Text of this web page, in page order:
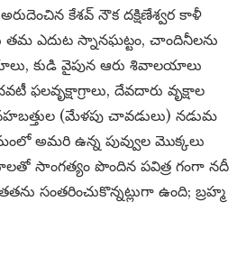
కేశవ్ నౌక దక్షిణేశ్వర కాళీ
తమ ఎదుట స్నానఘట్టం, చాందినీలను
కుడి వైపున ఆరు శివాలయాలు
ఫలవృక్షాగ్రాలు, దేవదారు వృక్షాల
(మేళపు చావడులు) నడుమ
అమరి ఉన్న పువ్వుల మొక్కలు
సాంగత్యం పొందిన పవిత్ర గంగా నదీ
సంతరించుకొన్నట్లుగా ఉంది; బ్రహ్మ